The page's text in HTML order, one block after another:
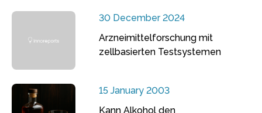
30 December 2024
Arzneimittelforschung mit
zellbasierten Testsystemen
15 January 2003
Kann Alkohol den